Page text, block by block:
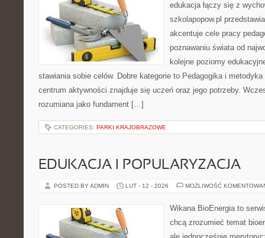
edukacja łączy się z
szkolapopow.pl
akcentuje cele pracy
poznawaniu świata od
kolejne poziomy
stawiania sobie celów. Dobre kategorie to Pedagogika i
centrum aktywności znajduje się uczeń oraz jego potrzeby.
rozumiana jako fundament […]
CATEGORIES: PARKI KRAJOBRAZOWE
EDUKACJA I POPULARYZACJA
POSTED BY ADMIN LUT - 12 - 2026 MOŻLIWOŚĆ
Wikana BioEnergia to
chcą zrozumieć temat